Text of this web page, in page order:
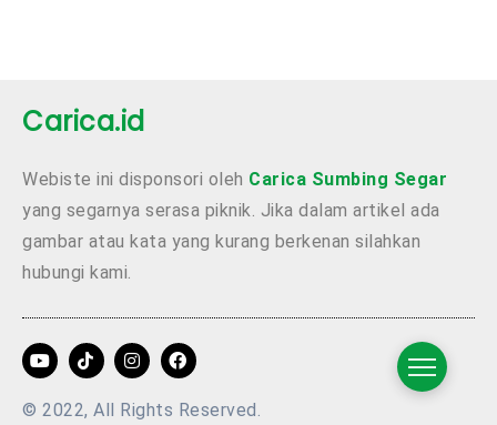
Carica.id
Webiste ini disponsori oleh Carica Sumbing Segar
yang segarnya serasa piknik. Jika dalam artikel ada
gambar atau kata yang kurang berkenan silahkan
hubungi kami.
© 2022, All Rights Reserved.